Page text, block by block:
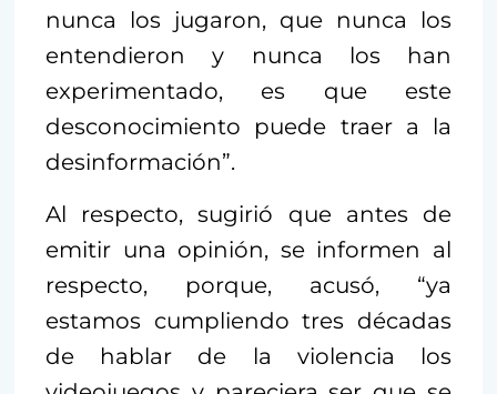
nunca los jugaron, que nunca los
entendieron y nunca los han
experimentado, es que este
desconocimiento puede traer a la
desinformación”.
Al respecto, sugirió que antes de
emitir una opinión, se informen al
respecto, porque, acusó, “ya
estamos cumpliendo tres décadas
de hablar de la violencia los